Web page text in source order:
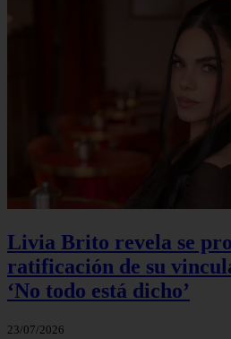
Livia Brito revela se
ratificación de su
‘No todo está dicho’
23/07/2026